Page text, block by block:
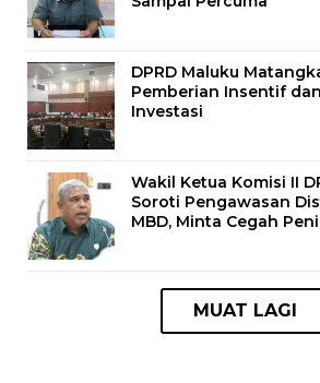
DPRD Maluku
Pemberian Insentif
Investasi
Wakil Ketua Komisi II
Soroti Pengawasan
MBD, Minta Cegah